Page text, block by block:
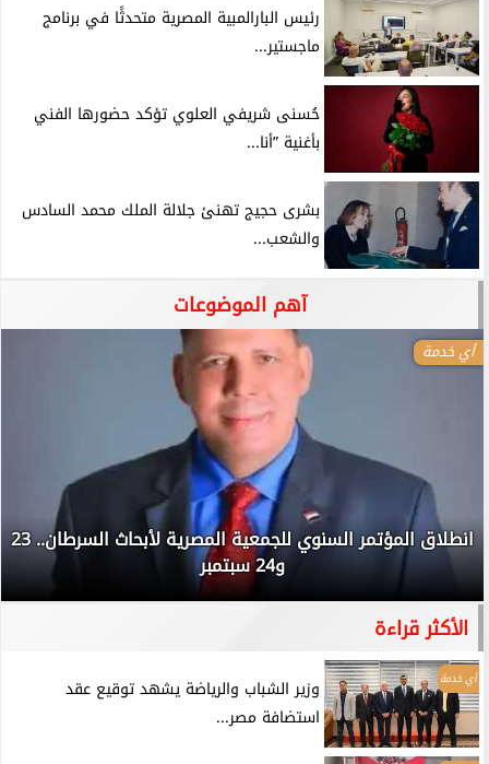
رئيس البارالمبية المصرية متحدثًا في برنامج
ماجستير...
حُسنى شريفي العلوي تؤكد حضورها الفني
بأغنية ”أنا...
بشرى حجيج تهنئ جلالة الملك محمد السادس
والشعب...
آهم الموضوعات
أي خدمة
انطلاق المؤتمر السنوي للجمعية المصرية لأبحاث السرطان.. 23
و24 سبتمبر
الأكثر قراءة
أي خدمة
وزير الشباب والرياضة يشهد توقيع عقد
استضافة مصر...